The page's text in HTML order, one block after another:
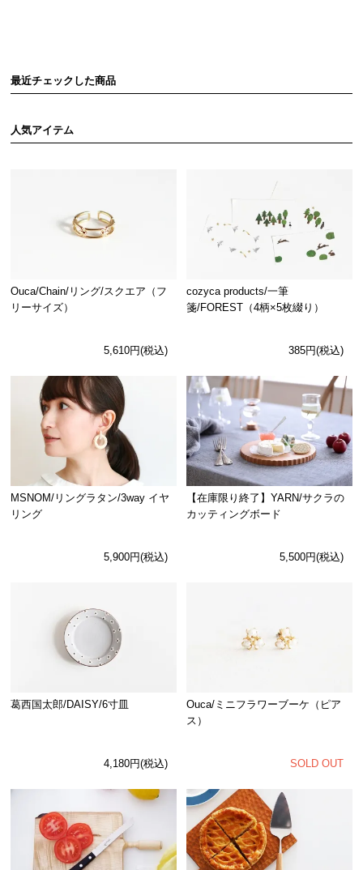
最近チェックした商品
人気アイテム
Ouca/Chain/リング/スクエア（フ
リーサイズ）
5,610円(税込)
cozyca products/一筆
箋/FOREST（4柄×5枚綴り）
385円(税込)
MSNOM/リングラタン/3way イヤ
リング
5,900円(税込)
【在庫限り終了】YARN/サクラの
カッティングボード
5,500円(税込)
葛西国太郎/DAISY/6寸皿
4,180円(税込)
Ouca/ミニフラワーブーケ（ピア
ス）
SOLD OUT